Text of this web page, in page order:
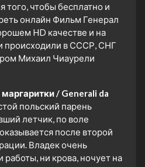
того, чтобы бесплатно и
онлайн Фильм Генерал
HD качестве и на
происходили в СССР, СНГ
Михаил Чиаурели
/ Generali da
польский парень
летчик, по воле
после второй
Владек очень
работы, ни крова, ночует на